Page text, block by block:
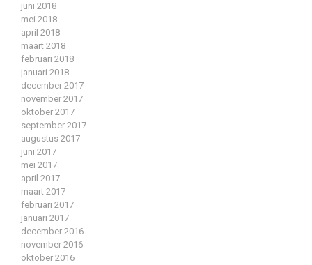
juni 2018
mei 2018
april 2018
maart 2018
februari 2018
januari 2018
december 2017
november 2017
oktober 2017
september 2017
augustus 2017
juni 2017
mei 2017
april 2017
maart 2017
februari 2017
januari 2017
december 2016
november 2016
oktober 2016